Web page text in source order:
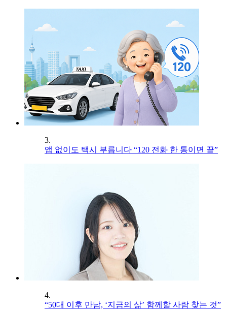
3.
앱 없이도 택시 부릅니다 “120 전화 한 통이면 끝”
4.
“50대 이후 만남, ‘지금의 삶’ 함께할 사람 찾는 것”